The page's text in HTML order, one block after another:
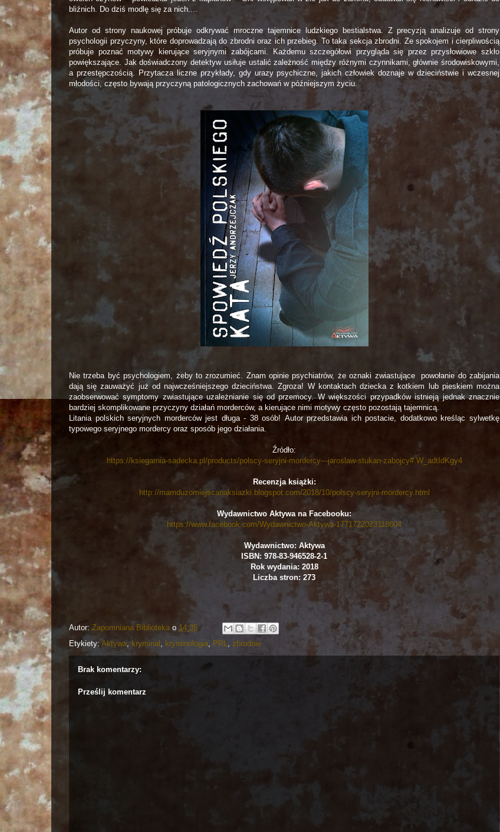
bliźnich. Do dziś modlę się za nich....
Autor od strony naukowej próbuje odkrywać mroczne tajemnice ludzkiego bestialstwa. Z precyzją analizuje od strony
psychologii przyczyny, które doprowadzają do zbrodni oraz ich przebieg. To taka sekcja zbrodni. Ze spokojem i cierpliwością
próbuje poznać motywy kierujące seryjnymi zabójcami. Każdemu szczegółowi przygląda się przez przysłowiowe szkło
powiększające. Jak doświadczony detektyw usiłuje ustalić zależność między różnymi czynnikami, głównie środowiskowymi,
a przestępczością. Przytacza liczne przykłady, gdy urazy psychiczne, jakich człowiek doznaje w dzieciństwie i wczesnej
młodości, często bywają przyczyną patologicznych zachowań w późniejszym życiu.
Nie trzeba być psychologiem, żeby to zrozumieć. Znam opinie psychiatrów, że oznaki zwiastujące powołanie do zabijania
dają się zauważyć już od najwcześniejszego dzieciństwa. Zgroza! W kontaktach dziecka z kotkiem lub pieskiem można
zaobserwować symptomy zwiastujące uzależnianie się od przemocy. W większości przypadków istnieją jednak znacznie
bardziej skomplikowane przyczyny działań morderców, a kierujące nimi motywy często pozostają tajemnicą.
Litania polskich seryjnych morderców jest długa - 38 osób! Autor przedstawia ich postacie, dodatkowo kreśląc sylwetkę
typowego seryjnego mordercy oraz sposób jego działania.
Źródło:
https://ksiegarnia-sadecka.pl/products/polscy-seryjni-mordercy---jaroslaw-stukan-zabojcy#.W_adtIdKgy4
Recenzja książki:
http://mamduzomiejscanaksiazki.blogspot.com/2018/10/polscy-seryjni-mordercy.html
Wydawnictwo Aktywa na Facebooku:
https://www.facebook.com/Wydawnictwo-Aktywa-1771722023118604
Wydawnictwo: Aktywa
ISBN: 978-83-946528-2-1
Rok wydania: 2018
Liczba stron: 273
Autor: Zapomniana Biblioteka o 14:35
Etykiety:Aktywa, kryminał, kryminologia, PRL, zbrodnie
Brak komentarzy:
Prześlij komentarz